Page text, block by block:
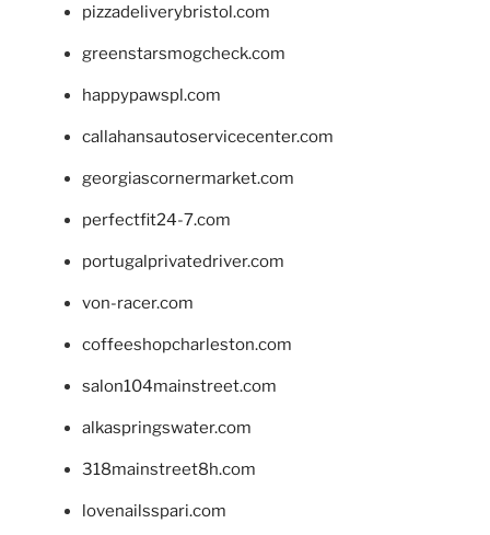
pizzadeliverybristol.com
greenstarsmogcheck.com
happypawspl.com
callahansautoservicecenter.com
georgiascornermarket.com
perfectfit24-7.com
portugalprivatedriver.com
von-racer.com
coffeeshopcharleston.com
salon104mainstreet.com
alkaspringswater.com
318mainstreet8h.com
lovenailsspari.com